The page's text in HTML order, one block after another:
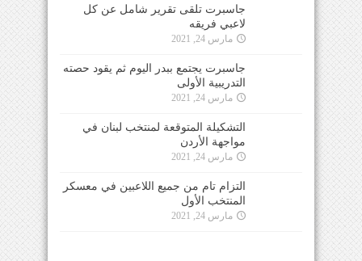
جاسبرت تلقى تقرير شامل عن كل
لاعبي فريقه
مارس 24, 2021
جاسبرت يجتمع ببدر اليوم ثم يقود حصته
التدريبية الأولى
مارس 24, 2021
التشكيلة المتوقعة لمنتخب لبنان في
مواجهة الأردن
مارس 24, 2021
التزام تام من جميع اللاعبين في معسكر
المنتخب الأول
مارس 24, 2021